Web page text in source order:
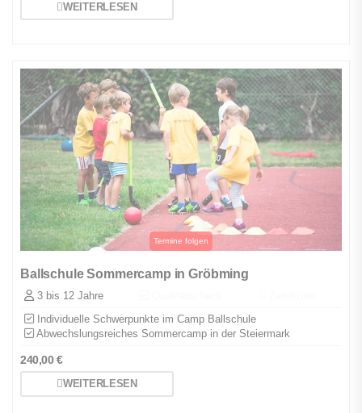
WEITERLESEN
Ballschule Sommercamp in Gröbming
3 bis 12 Jahre
Individuelle Schwerpunkte im Camp Ballschule
Abwechslungsreiches Sommercamp in der Steiermark
240,00€
WEITERLESEN